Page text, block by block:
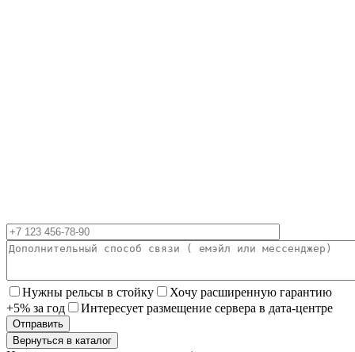
Нужны рельсы в стойку
Хочу расширенную гарантию
+5% за год
Интересует размещение сервера в дата-центре
Вернуться в каталог